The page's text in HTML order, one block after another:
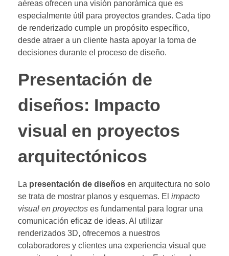
aéreas ofrecen una visión panorámica que es
especialmente útil para proyectos grandes. Cada tipo
de renderizado cumple un propósito específico,
desde atraer a un cliente hasta apoyar la toma de
decisiones durante el proceso de diseño.
Presentación de
diseños: Impacto
visual en proyectos
arquitectónicos
La presentación de diseños en arquitectura no solo
se trata de mostrar planos y esquemas. El impacto
visual en proyectos es fundamental para lograr una
comunicación eficaz de ideas. Al utilizar
renderizados 3D, ofrecemos a nuestros
colaboradores y clientes una experiencia visual que